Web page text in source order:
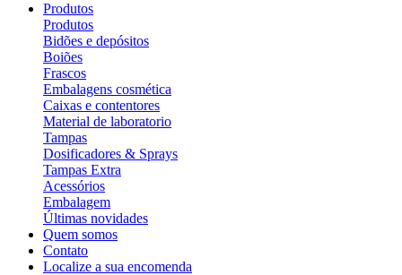
Produtos
Produtos
Bidões e depósitos
Boiões
Frascos
Embalagens cosmética
Caixas e contentores
Material de laboratorio
Tampas
Dosificadores & Sprays
Tampas Extra
Acessórios
Embalagem
Últimas novidades
Quem somos
Contato
Localize a sua encomenda